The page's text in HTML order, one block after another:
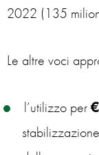
2022 (135
Le altre voci
l’utilizzo per